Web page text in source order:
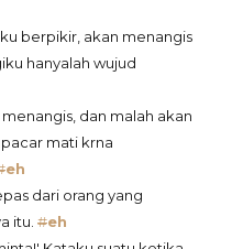
berpikir, akan menangis
hanyalah wujud
dan malah akan
mati krna
eh
dari orang yang
itu. #eh